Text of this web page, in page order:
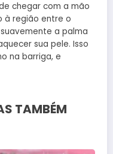
chegar com a mão
à região entre o
a palma
sua pele. Isso
na barriga, e
TAMBÉM